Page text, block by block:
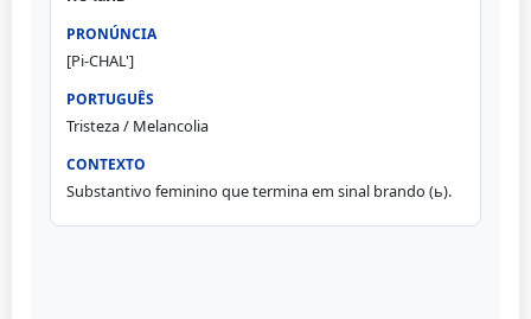
[Pi-CHAL']
Tristeza / Melancolia
Substantivo feminino que termina em sinal brando (ь).